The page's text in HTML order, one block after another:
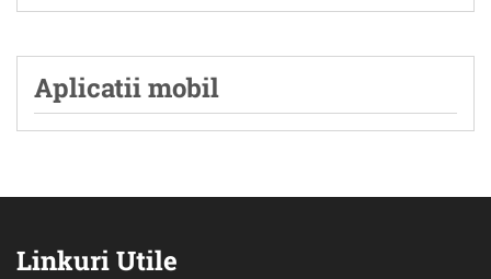
Aplicatii mobil
Linkuri Utile